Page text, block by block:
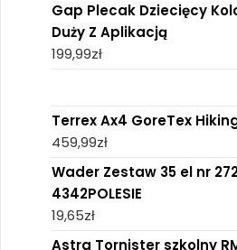
Gap Plecak Dziecięcy
Duży Z Aplikacją
199,99zł
Terrex Ax4 GoreTex
459,99zł
Wader Zestaw 35 el nr
4342POLESIE
19,65zł
Astra Tornister szkolny